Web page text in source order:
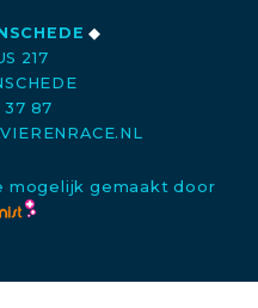
◆
217
87
mogelijk gemaakt door